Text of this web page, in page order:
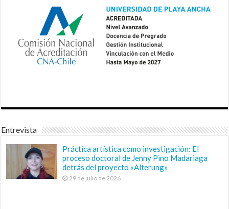
Entrevista
Práctica artística como investigación: El
proceso doctoral de Jenny Pino Madariaga
detrás del proyecto «Alterung»
29 de julio de 2026